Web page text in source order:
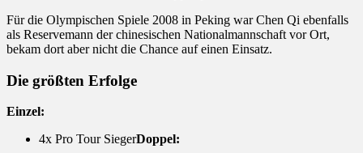
Für die Olympischen Spiele 2008 in Peking war Chen Qi ebenfalls
als Reservemann der chinesischen Nationalmannschaft vor Ort,
bekam dort aber nicht die Chance auf einen Einsatz.
Die größten Erfolge
Einzel:
4x Pro Tour SiegerDoppel: